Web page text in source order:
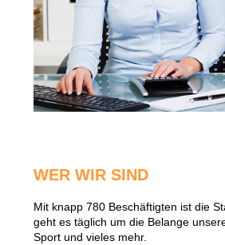
WER WIR SIND
Mit knapp 780 Beschäftigten ist die
geht es täglich um die Belange
Sport und vieles mehr.